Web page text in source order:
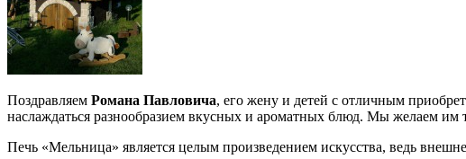
Поздравляем Романа Павловича, его жену и детей с отличным
наслаждаться разнообразием вкусных и ароматных блюд. Мы желаем
Печь «Мельница» является целым произведением искусства, ведь